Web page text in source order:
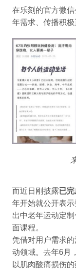
在乐刻的官方微
年需求、传播积极
而近日刚披露已
年开始就公开表
出中老年运动定
面课程。
凭借对用户需求
动领域。去年6
以肌肉酸痛损伤